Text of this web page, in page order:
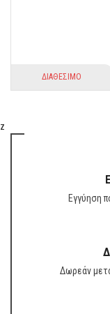
ΔΙΑΘΕΣΙΜΟ
z
Εγγύηση
Δωρεάν